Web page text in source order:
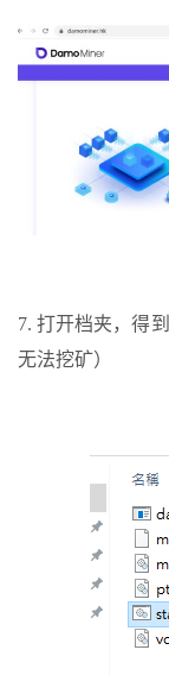
7. 打开档夹，得
无法挖矿）